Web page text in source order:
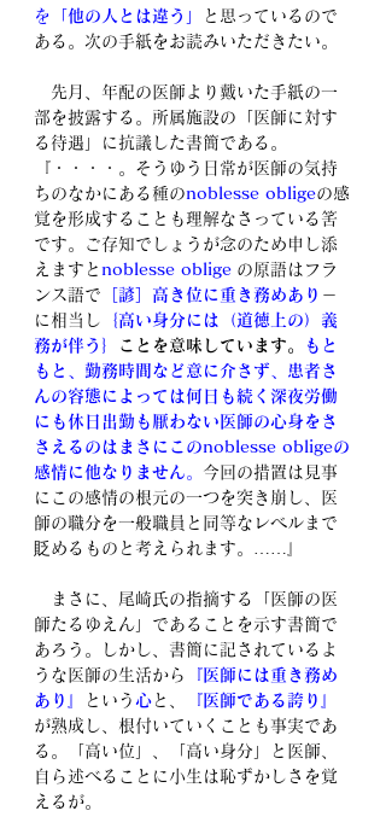
を 「他の人とは違う」
と思っているので
ある。次の手紙をお読みいただきたい。
先月、年配の医師より戴いた手紙の一
部を披露する。所属施設の「医師に対す
る待遇」に抗議した書簡である。
『・・・・。そうゆう日常が医師の気持
ちのなかにある種のnoblesse obligeの感
覚を形成することも理解なさっている筈
です。ご存知でしょうが念のため申し添
えますと noblesse oblige の原語はフラ
ンス語で ［諺］高き位に重き務めあり －
に相当し ｛高い身分には（道徳上の）義
務が伴う｝
ことを意味しています。
もと
もと、勤務時間など意に介さず、患者さ
んの容態によっては何日も続く深夜労働
にも休日出勤も厭わない医師の心身をさ
さえるのはまさにこのnoblesse obligeの
感情に他なりません
今回の措置は見事
にこの感情の根元の一つを突き崩し、医
師の職分を一般職員と同等なレベルまで
貶めるものと考えられます。……』
まさに、尾崎氏の指摘する「医師の医
師たるゆえん」であることを示す書簡で
あろう。しかし、 書簡に記されているよ
うな医師の生活から
『医師には重き務め
あり』
という 心 と、
『医師である誇り』
が熟成し、根付いていくことも事実であ
る。「高い位」、「高い身分」と医師、
自ら述べることに小生は恥ずかしさを覚
えるが。